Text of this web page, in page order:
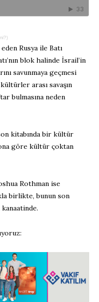
Rusya ile Batı
blok halinde İsrail’in
savunmaya geçmesi
arası savaşın
bulmasına neden
kitabında bir kültür
ona göre kültür çoktan
Rothman ise
birlikte, bunun son